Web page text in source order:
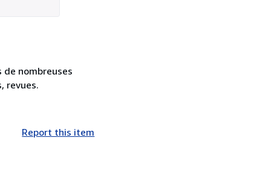
de nombreuses
revues.
Report this item